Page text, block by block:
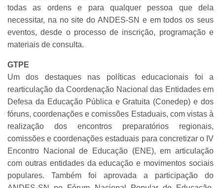
todas as ordens e para qualquer pessoa que dela
necessitar, na no site do ANDES-SN e em todos os seus
eventos, desde o processo de inscrição, programação e
materiais de consulta.
GTPE
Um dos destaques nas políticas educacionais foi a
rearticulação da Coordenação Nacional das Entidades em
Defesa da Educação Pública e Gratuita (Conedep) e dos
fóruns, coordenações e comissões Estaduais, com vistas à
realização dos encontros preparatórios regionais,
comissões e coordenações estaduais para concretizar o IV
Encontro Nacional de Educação (ENE), em articulação
com outras entidades da educação e movimentos sociais
populares. Também foi aprovada a participação do